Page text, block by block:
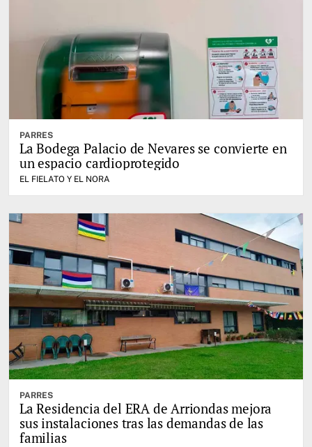
PARRES
La Bodega Palacio de Nevares se convierte en
un espacio cardioprotegido
EL FIELATO Y EL NORA
PARRES
La Residencia del ERA de Arriondas mejora
sus instalaciones tras las demandas de las
familias